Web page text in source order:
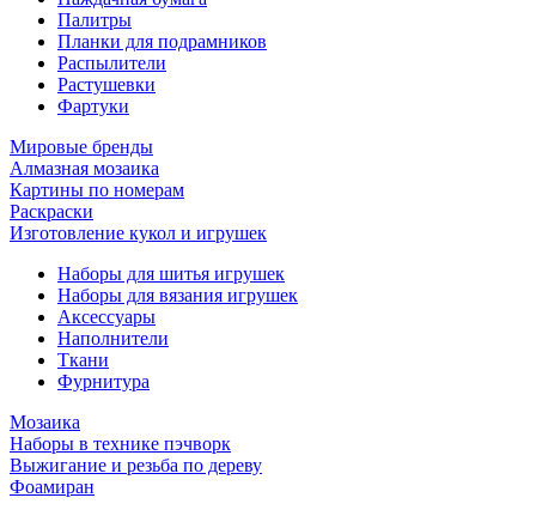
Палитры
Планки для подрамников
Распылители
Растушевки
Фартуки
Мировые бренды
Алмазная мозаика
Картины по номерам
Раскраски
Изготовление кукол и игрушек
Наборы для шитья игрушек
Наборы для вязания игрушек
Аксессуары
Наполнители
Ткани
Фурнитура
Мозаика
Наборы в технике пэчворк
Выжигание и резьба по дереву
Фоамиран